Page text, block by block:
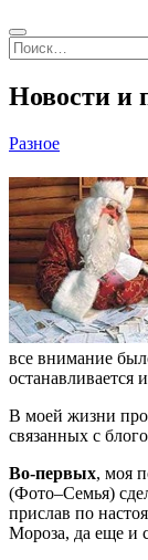
Search
Найти:
Новости и
Разное
все внимание
останавливается
В моей жизни
связанных с
Во-первых, моя
(Фото–Семья)
прислав по
Мороза, да еще и